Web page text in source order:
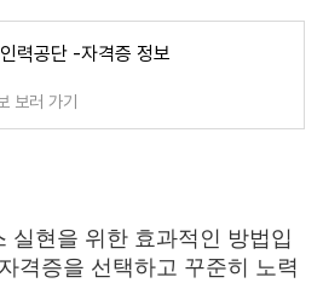
력공단 -자격증 정보
보러 가기
실현을 위한 효과적인 방법입
격증을 선택하고 꾸준히 노력